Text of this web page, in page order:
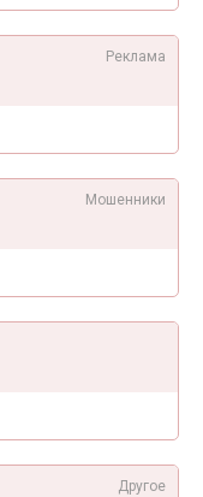
Реклама
Мошенники
Другое